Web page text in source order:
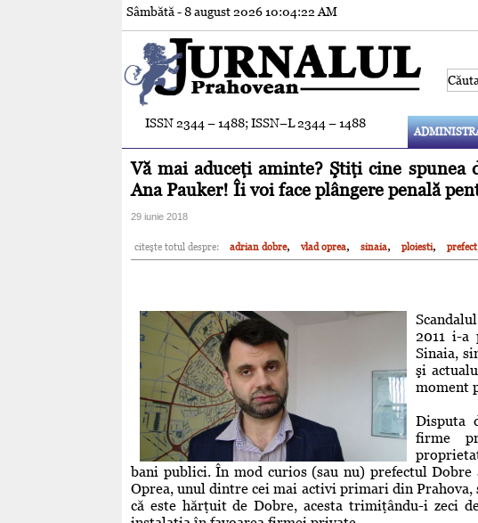
Sâmbătă - 8 august 202610:04:24 AM
ISSN 2344 – 1488; ISSN–L 2344 – 1488
Vă mai aduceţi aminte? Ştiţi cine spunea
Ana Pauker! Îi voi face plângere penală
29 iunie 2018
citeşte totul despre: adrian dobre, vlad oprea, sinaia, ploiesti, prefect
2011 i-a
Sinaia,
şi
moment
Disputa
firme
bani publici. În mod curios (sau nu) prefectul
Oprea, unul dintre cei mai activi primari din Prahova,
că este hărţuit de Dobre, acesta trimiţându-i zeci